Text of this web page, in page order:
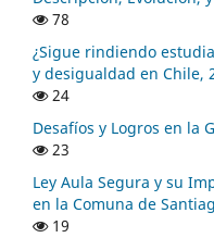
78
¿Sigue rindiendo
y desigualdad en Chile,
24
Desafíos y Logros en la
23
Ley Aula Segura y su
en la Comuna de
19